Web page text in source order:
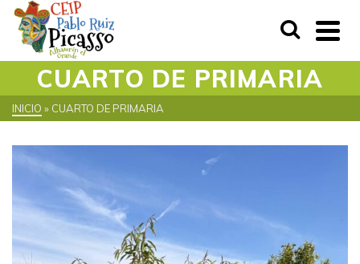
CUARTO DE PRIMARIA
INICIO » CUARTO DE PRIMARIA